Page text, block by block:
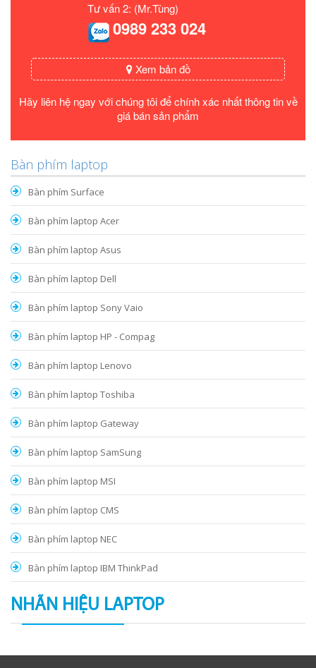
Tư vấn 2: (Mr.Tùng)
0989 233 024
Xem bản đồ
Hãy liên hệ ngay với chúng tôi để chính xác nhất thông tin về
giá bán sản phẩm
Bàn phím laptop
Bàn phím Surface
Bàn phím laptop Acer
Bàn phím laptop Asus
Bàn phím laptop Dell
Bàn phím laptop Sony Vaio
Bàn phím laptop HP - Compag
Bàn phím laptop Lenovo
Bàn phím laptop Toshiba
Bàn phím laptop Gateway
Bàn phím laptop SamSung
Bàn phím laptop MSI
Bàn phím laptop CMS
Bàn phím laptop NEC
Bàn phím laptop IBM ThinkPad
NHÃN HIỆU LAPTOP